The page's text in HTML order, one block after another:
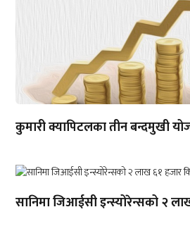
कुमारी क्यापिटलका तीन बन्दमुखी
सानिमा जिआईसी इन्स्योरेन्सको २